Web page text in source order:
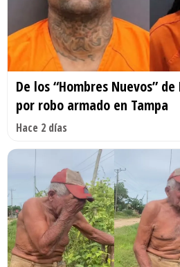
De los “Hombres Nuevos”
por robo armado en Tampa
Hace 2 días